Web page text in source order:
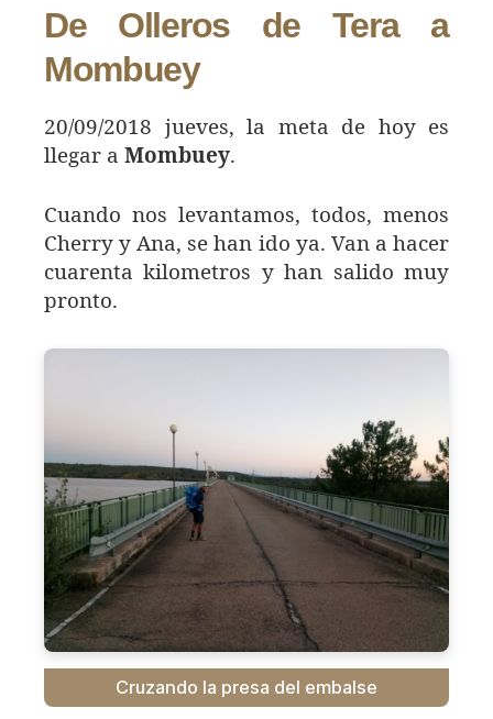
De Olleros de Tera a
Mombuey
20/09/2018 jueves, la meta de hoy es
llegar a Mombuey.
Cuando nos levantamos, todos, menos
Cherry y Ana, se han ido ya. Van a hacer
cuarenta kilometros y han salido muy
pronto.
Cruzando la presa del embalse